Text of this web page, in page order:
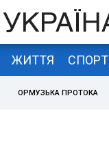
ЖИТТЯ СПОРТ
ОРМУЗЬКА ПРОТОКА